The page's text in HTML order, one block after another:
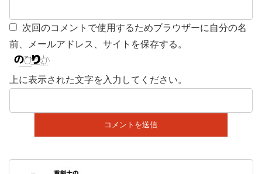
次回のコメントで使用するためブラウザーに自分の名
前、メールアドレス、サイトを保存する。
上に表示された文字を入力してください。